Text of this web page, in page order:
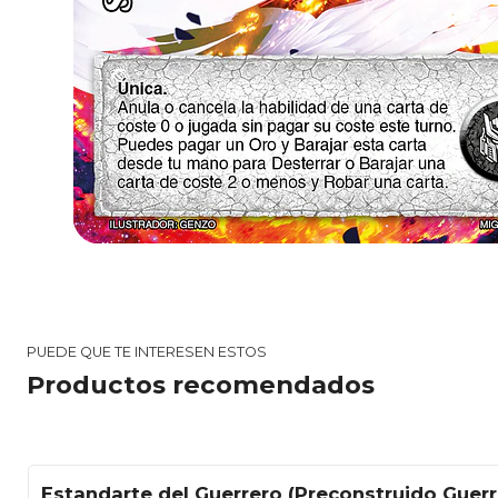
PUEDE QUE TE INTERESEN ESTOS
Productos recomendados
Estandarte del Guerrero (Preconstruido